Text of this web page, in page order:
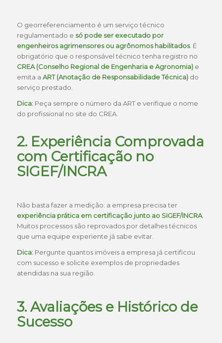
O georreferenciamento é um serviço técnico
regulamentado e só pode ser executado por
engenheiros agrimensores ou agrônomos habilitados. É
obrigatório que o responsável técnico tenha registro no
CREA (Conselho Regional de Engenharia e Agronomia)e
emita a ART (Anotação de Responsabilidade Técnica)do
serviço prestado.
Dica:Peça sempre o número da ART e verifique o nome
do profissional no site do CREA.
2. Experiência Comprovada
com Certificação no
SIGEF/INCRA
Não basta fazer a medição: a empresa precisa ter
experiência prática em certificação junto ao SIGEF/INCRA.
Muitos processos são reprovados por detalhes técnicos
que uma equipe experiente já sabe evitar.
Dica:Pergunte quantos imóveis a empresa já certificou
com sucesso e solicite exemplos de propriedades
atendidas na sua região.
3. Avaliações e Histórico de
Sucesso